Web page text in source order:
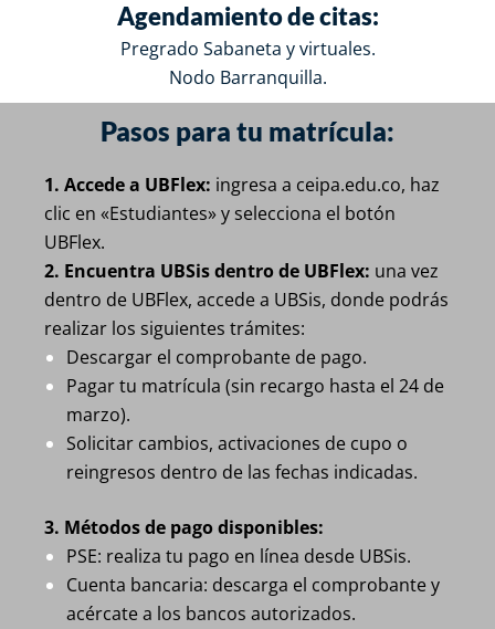
Agendamiento de citas:
Pregrado Sabaneta y virtuales.
Nodo Barranquilla.
Pasos para tu matrícula:
1. Accede a UBFlex: ingresa a ceipa.edu.co, haz
clic en «Estudiantes» y selecciona el botón
UBFlex.
2. Encuentra UBSis dentro de UBFlex: una vez
dentro de UBFlex, accede a UBSis, donde podrás
realizar los siguientes trámites:
Descargar el comprobante de pago.
Pagar tu matrícula (sin recargo hasta el 24 de
marzo).
Solicitar cambios, activaciones de cupo o
reingresos dentro de las fechas indicadas.
3. Métodos de pago disponibles:
PSE: realiza tu pago en línea desde UBSis.
Cuenta bancaria: descarga el comprobante y
acércate a los bancos autorizados.